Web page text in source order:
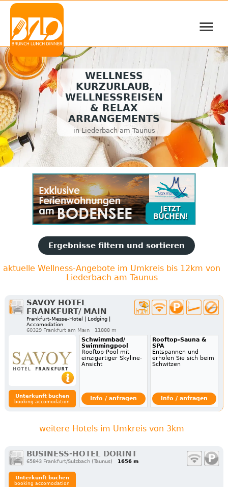
≡
WELLNESS
KURZURLAUB,
WELLNESSREISEN
& RELAX
ARRANGEMENTS
in Liederbach am Taunus
Ergebnisse filtern und sortieren
aktuelle Wellness-Angebote im Umkreis bis 12km von
Liederbach am Taunus
SAVOY HOTEL
FRANKFURT/ MAIN
Frankfurt-Messe-Hotel | Lodging |
Accomodation
60329 Frankfurt am Main
11888 m
Unterkunft buchen
booking accomodation
Schwimmbad/
Swimmingpool
Rooftop-Pool mit
einzigartiger Skyline-
Ansicht
Info / anfragen
Rooftop-Sauna &
SPA
Entspannen und
erholen Sie sich beim
Schwitzen
Info / anfragen
weitere Hotels im Umkreis von 3km
BUSINESS-HOTEL DORINT
65843 Frankfurt/Sulzbach (Taunus) 1656 m
Unterkunft buchen
booking accomodation